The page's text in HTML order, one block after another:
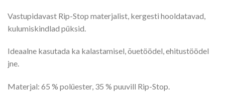
Vastupidavast Rip-Stop materjalist, kergesti hooldatavad,
kulumiskindlad püksid.
Ideaalne kasutada ka kalastamisel, õuetöödel, ehitustöödel
jne.
Materjal: 65 % polüester, 35 % puuvill Rip-Stop.